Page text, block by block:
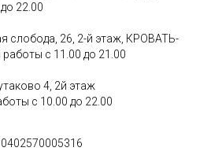
22.00
слобода, 26, 2-й этаж, КРОВАТЬ-
с 11.00 до 21.00
4, 2й этаж
с 10.00 до 22.00